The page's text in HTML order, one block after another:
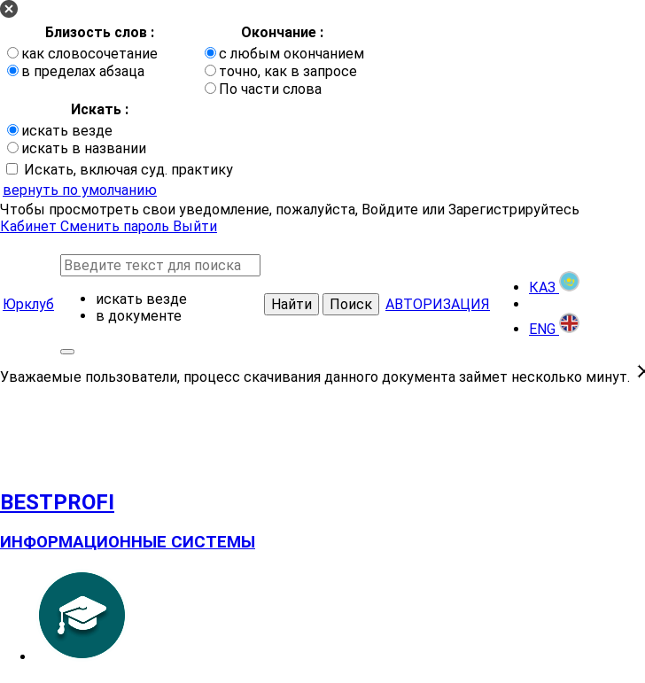
Близость слов :
Окончание :
как словосочетание
в пределах абзаца
с любым окончанием
точно, как в запросе
По части слова
Искать :
искать везде
искать в названии
Искать, включая суд. практику
вернуть по умолчанию
Чтобы просмотреть свои уведомление, пожалуйста, Войдите или Зарегистрируйтесь
Кабинет Сменить пароль Выйти
Юрклуб
искать везде
в документе
Найти Поиск АВТОРИЗАЦИЯ
КАЗ
ENG
Уважаемые пользователи, процесс скачивания данного документа займет несколько минут.
BESTPROFI
ИНФОРМАЦИОННЫЕ СИСТЕМЫ